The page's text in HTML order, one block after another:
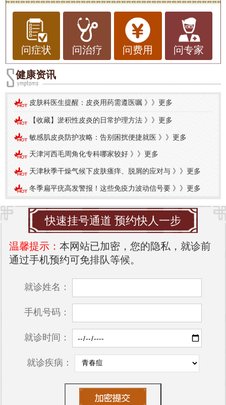
问症状 问治疗 问费用 问专家
健康资讯
皮肤科医生提醒：皮炎用药需遵医嘱 》》更多
【收藏】淤积性皮炎的日常护理方法 》》更多
敏感肌皮炎防护攻略：告别困扰便捷就医 》》更多
天津河西毛周角化专科哪家较好 》》更多
天津秋季干燥气候下皮肤瘙痒、脱屑的应对与 》》更多
冬季扁平疣高发警报！这些免疫力波动信号要》》更多
快速挂号通道 预约快人一步
温馨提示： 本网站已加密，您的隐私，就诊前
通过手机预约可免排队等候。
就诊姓名：
手机号码：
就诊时间：
就诊疾病：